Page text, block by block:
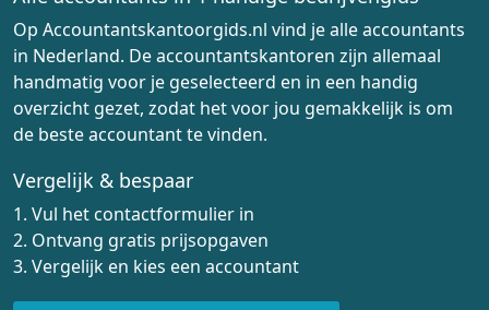
Op Accountantskantoorgids.nl vind je alle accountants
in Nederland. De accountantskantoren zijn allemaal
handmatig voor je geselecteerd en in een handig
overzicht gezet, zodat het voor jou gemakkelijk is om
de beste accountant te vinden.
Vergelijk & bespaar
1. Vul het contactformulier in
2. Ontvang gratis prijsopgaven
3. Vergelijk en kies een accountant